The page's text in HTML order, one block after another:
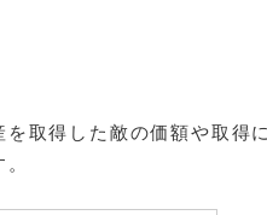
を取得した敵の価額や取得